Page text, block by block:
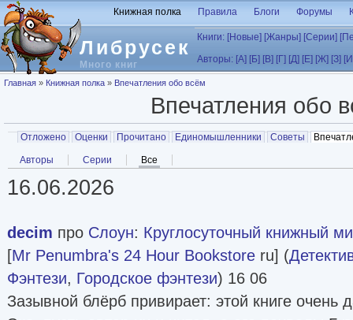
Перейти к основному содержанию
Либрусек
Много книг
Книжная полка Правила Блоги Форумы
Книги: [Новые] [Жанры] [Серии]
Авторы: [А] [Б] [В] [Г] [Д] [Е] [Ж] [З]
Вы здесь
Главная » Книжная полка » Впечатления обо всём
Впечатления обо
Главные вкладки
Отложено Оценки Прочитано Единомышленники Советы
Вторичные вкладки
Авторы Серии Все
16.06.2026
decim про Слоун: Круглосуточный книжный
[Mr Penumbra's 24 Hour Bookstore ru] (
Фэнтези, Городское фэнтези) 16 06
Зазывной блёрб привирает: этой книге очень